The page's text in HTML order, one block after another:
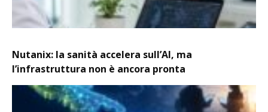
Nutanix: la sanità accelera sull’AI, ma
l’infrastruttura non è ancora pronta